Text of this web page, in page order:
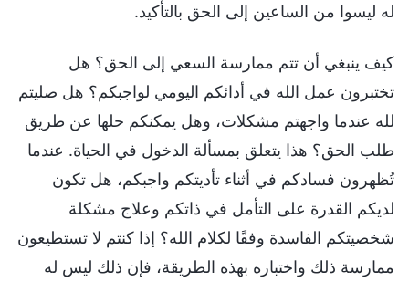
له ليسوا من الساعين إلى الحق بالتأكيد.
كيف ينبغي أن تتم ممارسة السعي إلى الحق؟ هل
تختبرون عمل الله في أدائكم اليومي لواجبكم؟ هل صليتم
لله عندما واجهتم مشكلات، وهل يمكنكم حلها عن طريق
طلب الحق؟ هذا يتعلق بمسألة الدخول في الحياة. عندما
تُظهرون فسادكم في أثناء تأديتكم واجبكم، هل تكون
لديكم القدرة على التأمل في ذاتكم وعلاج مشكلة
شخصيتكم الفاسدة وفقًا لكلام الله؟ إذا كنتم لا تستطيعون
ممارسة ذلك واختباره بهذه الطريقة، فإن ذلك ليس له